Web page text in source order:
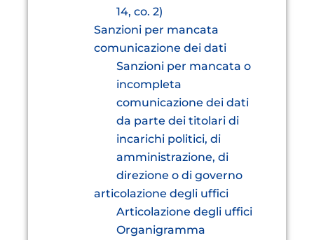
14, co. 2)
Sanzioni per mancata
comunicazione dei dati
Sanzioni per mancata o
incompleta
comunicazione dei dati
da parte dei titolari di
incarichi politici, di
amministrazione, di
direzione o di governo
articolazione degli uffici
Articolazione degli uffici
Organigramma